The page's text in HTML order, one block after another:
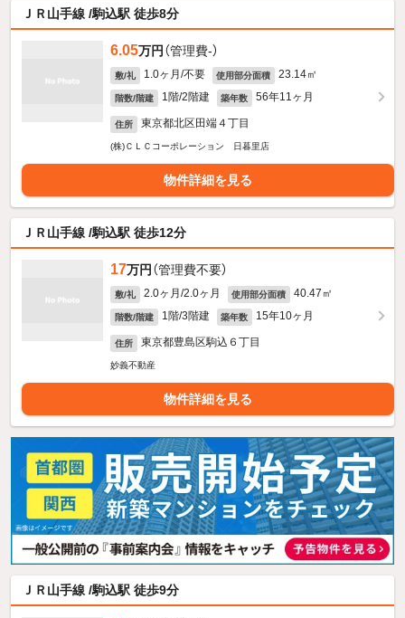
ＪＲ山手線 /駒込駅 徒歩8分
6.05万円 （管理費-）
敷/礼 1.0ヶ月/不要 使用部分面積 23.14㎡
階数/階建 1階/2階建 築年数 56年11ヶ月
住所 東京都北区田端４丁目
(株)ＣＬＣコーポレーション 日暮里店
物件詳細を見る
ＪＲ山手線 /駒込駅 徒歩12分
17万円 （管理費不要）
敷/礼 2.0ヶ月/2.0ヶ月 使用部分面積 40.47㎡
階数/階建 1階/3階建 築年数 15年10ヶ月
住所 東京都豊島区駒込６丁目
妙義不動産
物件詳細を見る
ＪＲ山手線 /駒込駅 徒歩9分